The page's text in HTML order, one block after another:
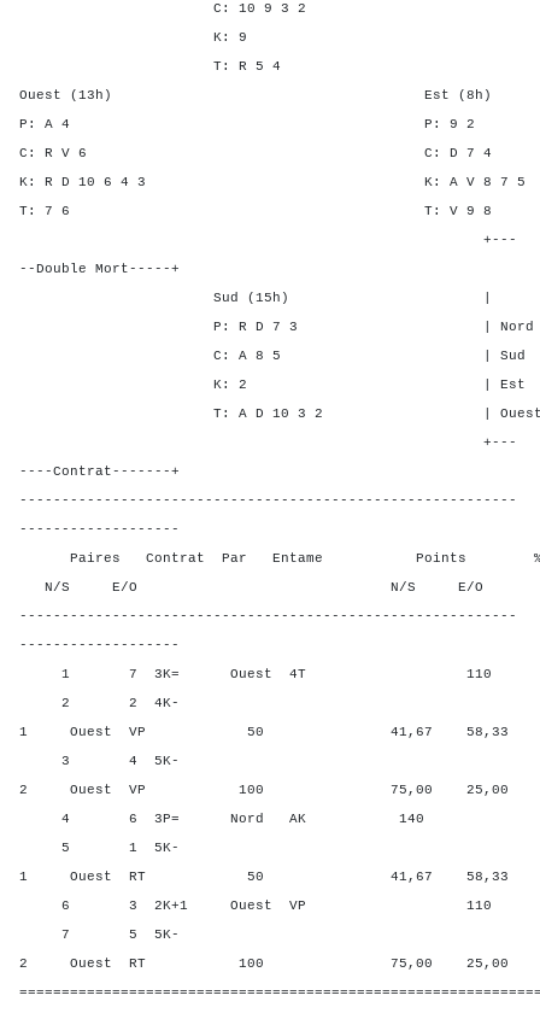
C: 10 9 3 2
K: 9
T: R 5 4
Ouest (13h) Est (8h)
P: A 4 P: 9
C: R V 6 C: D
K: R D 10 6 4 3 K: A V
T: 7 6 T: V
+---
--Double Mort-----+
Sud (15h) | SA P
P: R D 7 3 | Nord - 3
C: A 8 5 | Sud - 3
K: 2 | Est 1 - -
T: A D 10 3 2 | Ouest 1
+---
----Contrat-------+
-----------------------------------------------------------
-------------------
Paires Contrat Par Entame Points %
N/S E/O N/S E/O N/
-----------------------------------------------------------
-------------------
1 7 3K= Ouest 4T 110
2 2 4K-
1 Ouest VP 50 41,67 58,33
3 4 5K-
2 Ouest VP 100 75,00 25,00
4 6 3P= Nord AK 140
5 1 5K-
1 Ouest RT 50 41,67 58,33
6 3 2K+1 Ouest VP 110
7 5 5K-
2 Ouest RT 100 75,00 25,00